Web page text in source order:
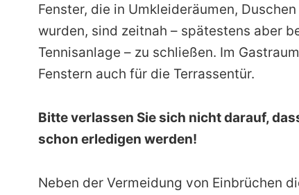
Fenster, die in Umkleideräumen,
wurden, sind zeitnah – spätestens aber
Tennisanlage – zu schließen. Im
Fenstern auch für die Terrassentür.
Bitte verlassen Sie sich nicht darauf,
schon erledigen werden!
Neben der Vermeidung von Einbrüchen